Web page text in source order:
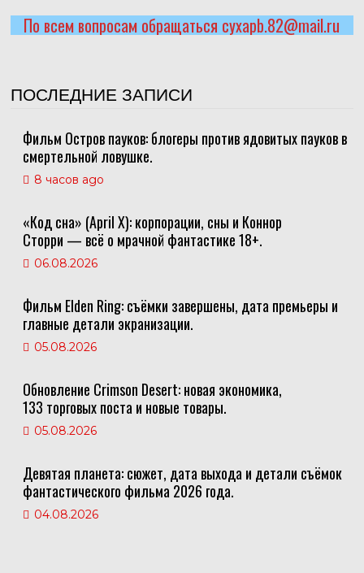
По всем вопросам обращаться cyxapb.82@mail.ru
ПОСЛЕДНИЕ ЗАПИСИ
Фильм Остров пауков: блогеры против ядовитых пауков в
смертельной ловушке.
8 часов ago
«Код сна» (April X): корпорации, сны и Коннор
Сторри — всё о мрачной фантастике 18+.
06.08.2026
Фильм Elden Ring: съёмки завершены, дата премьеры и
главные детали экранизации.
05.08.2026
Обновление Crimson Desert: новая экономика,
133 торговых поста и новые товары.
05.08.2026
Девятая планета: сюжет, дата выхода и детали съёмок
фантастического фильма 2026 года.
04.08.2026